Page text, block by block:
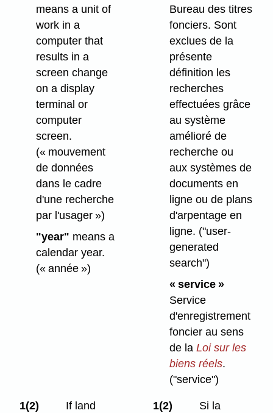
means a unit of
work in a
computer that
results in a
screen change
on a display
terminal or
computer
screen.
(« mouvement
de données
dans le cadre
d'une recherche
par l'usager »)
"year" means a
calendar year.
(« année »)
Bureau des titres
fonciers. Sont
exclues de la
présente
définition les
recherches
effectuées grâce
au système
amélioré de
recherche ou
aux systèmes de
documents en
ligne ou de plans
d'arpentage en
ligne. ("user-
generated
search")
« service »
Service
d'enregistrement
foncier au sens
de la Loi sur les
biens réels.
("service")
1(2)
If land
1(2)
Si la